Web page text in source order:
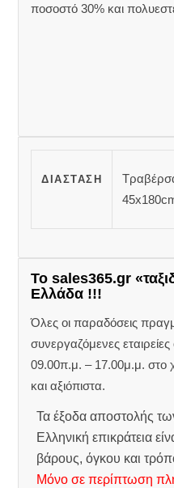
ποσοστό 30% και
ΔΙΆΣΤΑΣΗ
Το sales365.gr
Ελλάδα !!!
Όλες οι παραδόσεις
συνεργαζόμενες
09.00π.μ. – 17.00μ.μ. στο
και αξιόπιστα.
Τα έξοδα αποστολής
Ελληνική επικράτεια
βάρους, όγκου και
Μόνο σε περίπτωση